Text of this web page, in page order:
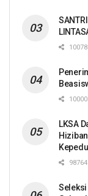
LKSA
Seleksi